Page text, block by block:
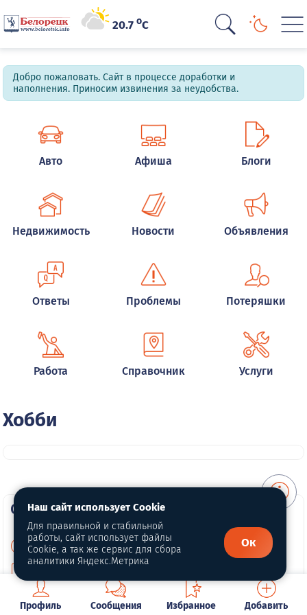
20.7oC
Добро пожаловать. Сайт в процессе доработки и
наполнения. Приносим извинения за неудобства.
Авто Афиша Блоги
Недвижимость Новости Объявления
Ответы Проблемы Потеряшки
Работа Справочник Услуги
Хобби
О портале
О нас
Для правообладателей
Политика конфиденциальности
Профиль Сообщения Избранное Добавить
Наш сайт использует Cookie
Для правильной и стабильной
работы, сайт использует файлы
Cookie, а так же сервис для сбора
аналитики Яндекс.Метрика
Ок